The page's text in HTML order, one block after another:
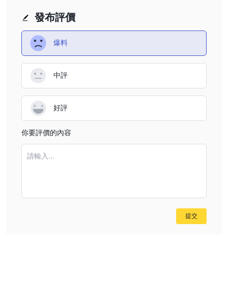
發布評價
爆料
中評
好評
你要評價的內容
請輸入...
提交